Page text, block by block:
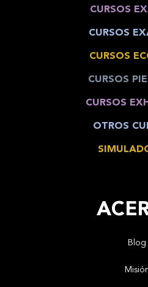
CURSOS
CURSOS
CURSOS
CURSOS
CURSOS
OTROS
Blog